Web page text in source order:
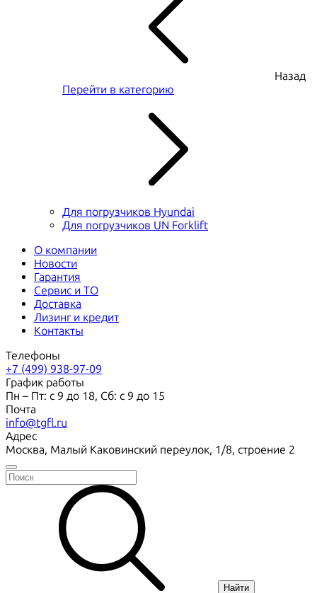
Назад
Перейти в категорию
Для погрузчиков Hyundai
Для погрузчиков UN Forklift
О компании
Новости
Гарантия
Сервис и ТО
Доставка
Лизинг и кредит
Контакты
Телефоны
+7 (499) 938-97-09
График работы
Пн – Пт: с 9 до 18, Сб: с 9 до 15
Почта
info@tgfl.ru
Адрес
Москва, Малый Каковинский переулок, 1/8, строение 2
Найти